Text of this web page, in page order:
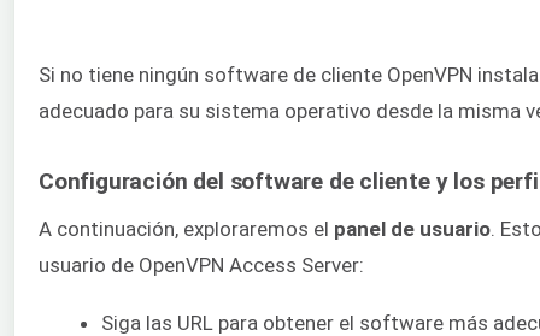
Si no tiene ningún software de cliente OpenVPN
adecuado para su sistema operativo desde la misma
Configuración del software de cliente y los
A continuación, exploraremos el panel de usuario.
usuario de OpenVPN Access Server:
Siga las URL para obtener el software más